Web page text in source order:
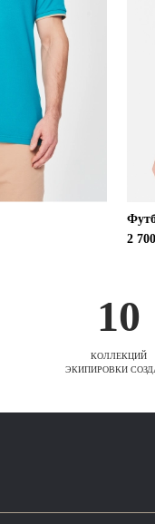
2
10
КОЛЛЕКЦИЙ
ЭКИПИРОВКИ